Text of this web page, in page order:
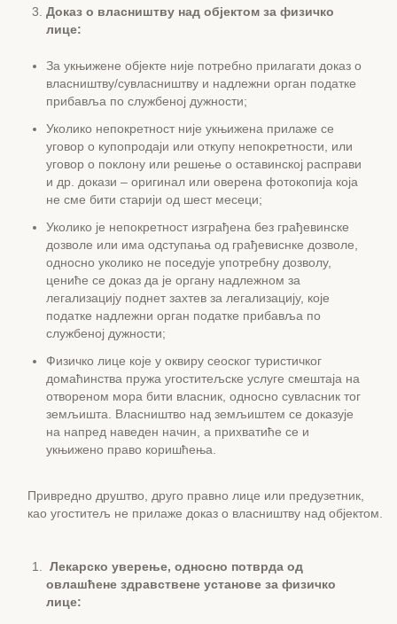
Доказ о власништву над објектом за физичко
лице:
За укњижене објекте није потребно прилагати доказ о
власништву/сувласништву и надлежни орган податке
прибавља по службеној дужности;
Уколико непокретност није укњижена прилаже се
уговор о купопродаји или откупу непокретности, или
уговор о поклону или решење о оставинској расправи
и др. докази – оригинал или оверена фотокопија која
не сме бити старији од шест месеци;
Уколико је непокретност изграђена без грађевинске
дозволе или има одступања од грађевиснке дозволе,
односно уколико не поседује употребну дозволу,
цениће се доказ да је органу надлежном за
легализацију поднет захтев за легализацију, које
податке надлежни орган податке прибавља по
службеној дужности;
Физичко лице које у оквиру сеоског туристичког
домаћинства пружа угоститељске услуге смештаја на
отвореном мора бити власник, односно сувласник тог
земљишта. Власништво над земљиштем се доказује
на напред наведен начин, а прихватиће се и
укњижено право коришћења.
Привредно друштво, друго правно лице или предузетник,
као угоститељ не прилаже доказ о власништву над објектом.
Лекарско уверење, односно потврда од
овлашћене здравствене установе за физичко
лице: